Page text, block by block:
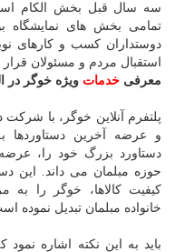
سه سال قبل بخش الكام
تمامی بخش های نمایشگاه
دوستداران كسب و كارهای
استقبال مردم و مسئولان
معرفی خدمات ویژه خوگر در
پلتفرم آنلاین خوگر، با شركت در الكامپ ۲۴
و عرضه آخرین دستاوردها
دستاورد بزرگ خود را، عرضه
حوزه مبلمان می داند. این
كیفیت كالاها، خوگر را
خانواده مبلمان تبدیل نموده
باید به این نكته اشاره